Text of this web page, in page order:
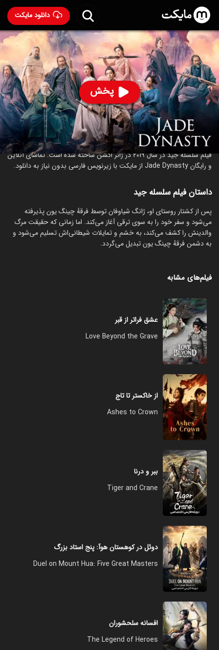
دانلود مایکت
پخش
فیلم سلسله جید- Jade Dynasty 2019
۲۸۱ 91% ۵.۷
ساخت چین سال 2019
رده سنی ۱۳+
عاشقانه
درباره فیلم سلسله جید
فیلم سلسله جید در سال 2019 در ژانر اکشن ساخته شده است. تماشای آنلاین
و رایگان Jade Dynasty از مایکت با زیرنویس فارسی بدون نیاز به دانلود.
داستان فیلم سلسله جید
پس از کشتار روستای او، ژانگ شیاوفان توسط فرقهٔ چینگ یون پذیرفته
می‌شود و سفر خود را به سوی ترقی آغاز می‌کند. اما زمانی که حقیقت مرگ
والدینش را کشف می‌کند، به خشم و تمایلات شیطانی‌اش تسلیم می‌شود و
به دشمن فرقهٔ چینگ یون تبدیل می‌گردد.
فیلم‌های مشابه
عشق فراتر از قبر
Love Beyond the Grave
از خاکستر تا تاج
Ashes to Crown
ببر و درنا
Tiger and Crane
دوئل در کوهستان هوآ: پنج استاد بزرگ
Duel on Mount Hua: Five Great Masters
افسانه سلحشوران
The Legend of Heroes